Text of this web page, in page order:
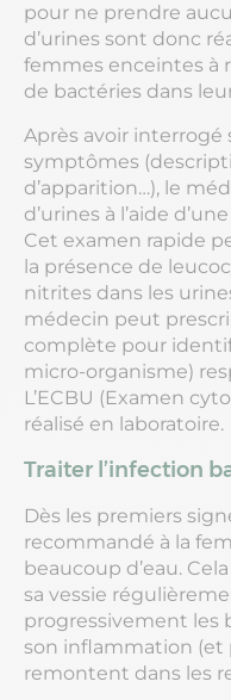
pour ne prendre
d’urines sont donc
femmes enceintes à
de bactéries dans
Après avoir interrogé
symptômes
d’apparition…), le
d’urines à l’aide
Cet examen rapide
la présence de
nitrites dans les
médecin peut
complète pour
micro-organisme)
L’ECBU (Examen
réalisé en laboratoire.
Traiter l’infection
Dès les premiers
recommandé à la
beaucoup d’eau.
sa vessie
progressivement les
son inflammation (et
remontent dans les